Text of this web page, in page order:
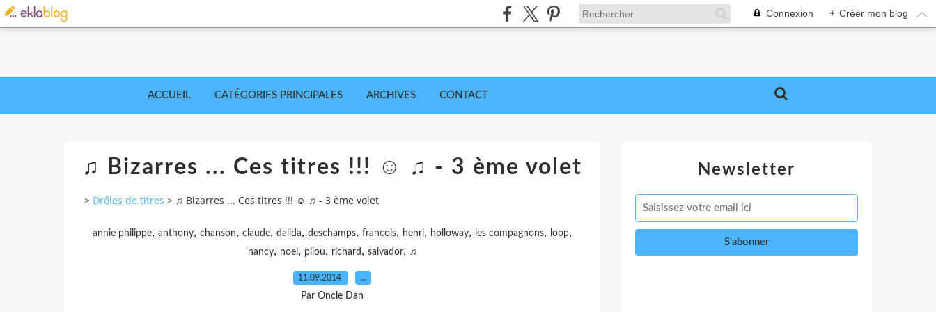
Connexion + Créer mon blog
ACCUEIL CATÉGORIES PRINCIPALES ARCHIVES CONTACT
♫ Bizarres ... Ces titres !!! ☺ ♫ - 3 ème volet
> Drôles de titres > ♫ Bizarres ... Ces titres !!! ☺ ♫ - 3 ème volet
annie philippe, anthony, chanson, claude, dalida, deschamps, francois, henri, holloway, les compagnons, loop,
nancy, noel, pilou, richard , salvador, ♫
11.09.2014 …
Par Oncle Dan
Newsletter